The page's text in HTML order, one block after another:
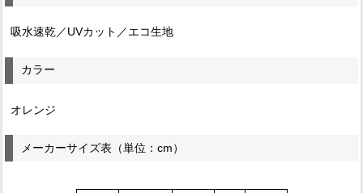
吸水速乾／UVカット／エコ生地
カラー
オレンジ
メーカーサイズ表（単位：cm）